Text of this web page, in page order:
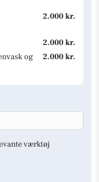
2.000 kr.
2.000 kr.
og
2.000 kr.
værktøj